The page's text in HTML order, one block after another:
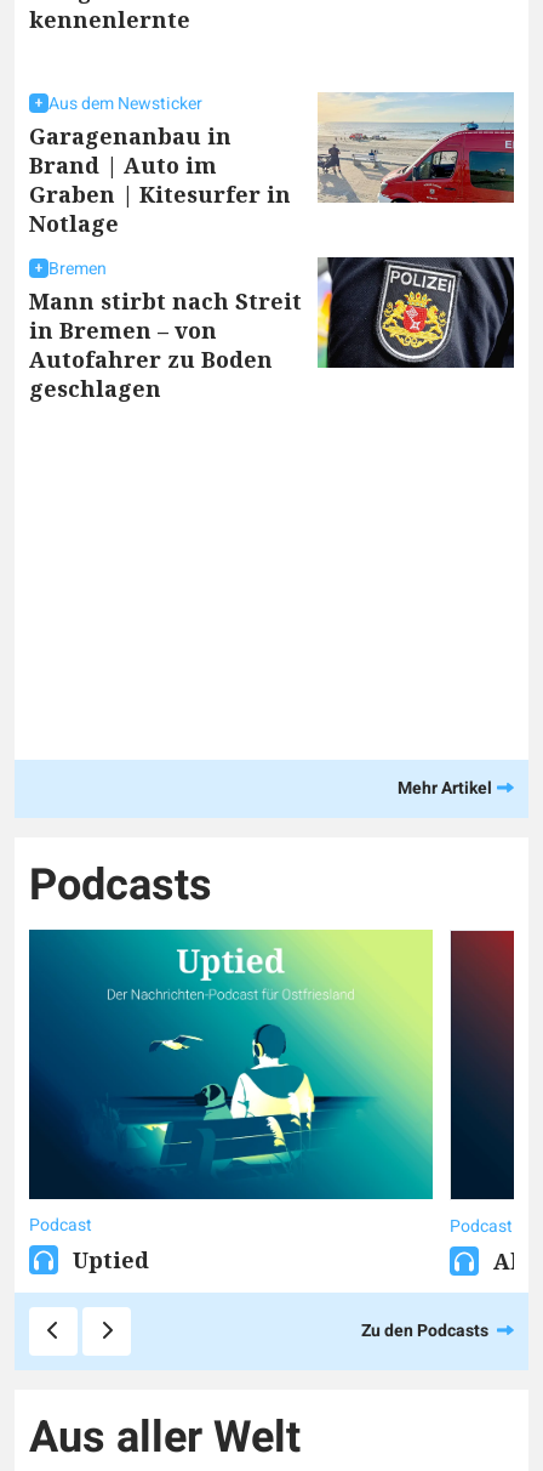
kennenlernte
Aus dem Newsticker
Garagenanbau in
Brand | Auto im
Graben | Kitesurfer in
Notlage
Bremen
Mann stirbt nach Streit
in Bremen – von
Autofahrer zu Boden
geschlagen
Mehr Artikel
Podcasts
Podcast
Uptied
Podcast
Zu den Podcasts
Aus aller Welt